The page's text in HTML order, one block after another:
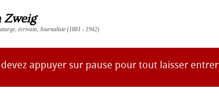
Zweig
écrivain, Journaliste (1881 - 1942)
appuyer sur pause pour tout laisser